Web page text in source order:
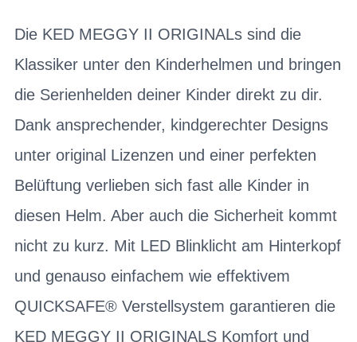
Die KED MEGGY II ORIGINALs sind die
Klassiker unter den Kinderhelmen und bringen
die Serienhelden deiner Kinder direkt zu dir.
Dank ansprechender, kindgerechter Designs
unter original Lizenzen und einer perfekten
Belüftung verlieben sich fast alle Kinder in
diesen Helm. Aber auch die Sicherheit kommt
nicht zu kurz. Mit LED Blinklicht am Hinterkopf
und genauso einfachem wie effektivem
QUICKSAFE® Verstellsystem garantieren die
KED MEGGY II ORIGINALS Komfort und